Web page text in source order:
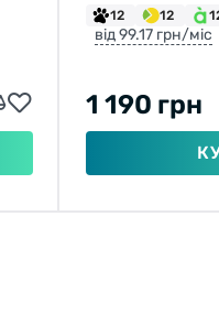
12 12
від 99.17 грн/міс
1 190 грн